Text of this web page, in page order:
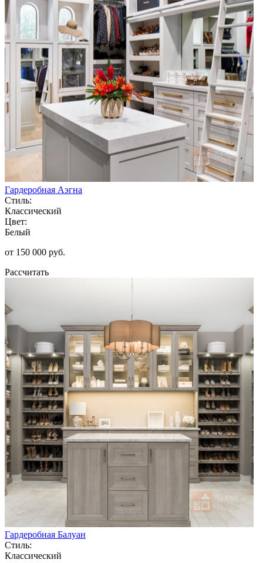
Гардеробная Аэгна
Стиль:
Классический
Цвет:
Белый
от 150 000 руб.
Рассчитать
Гардеробная Балуан
Стиль:
Классический